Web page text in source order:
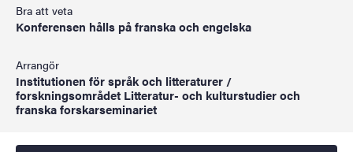
Bra att veta
Konferensen hålls på franska och engelska
Arrangör
Institutionen för språk och litteraturer /
forskningsområdet Litteratur- och kulturstudier och
franska forskarseminariet